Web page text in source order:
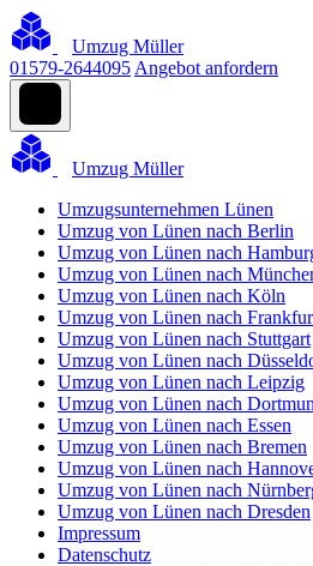
Umzug Müller
01579-2644095 Angebot anfordern
Umzug Müller
Umzugsunternehmen Lünen
Umzug von Lünen nach Berlin
Umzug von Lünen nach
Umzug von Lünen nach
Umzug von Lünen nach Köln
Umzug von Lünen nach
Umzug von Lünen nach Stuttgart
Umzug von Lünen nach
Umzug von Lünen nach Leipzig
Umzug von Lünen nach
Umzug von Lünen nach Essen
Umzug von Lünen nach Bremen
Umzug von Lünen nach
Umzug von Lünen nach
Umzug von Lünen nach Dresden
Impressum
Datenschutz